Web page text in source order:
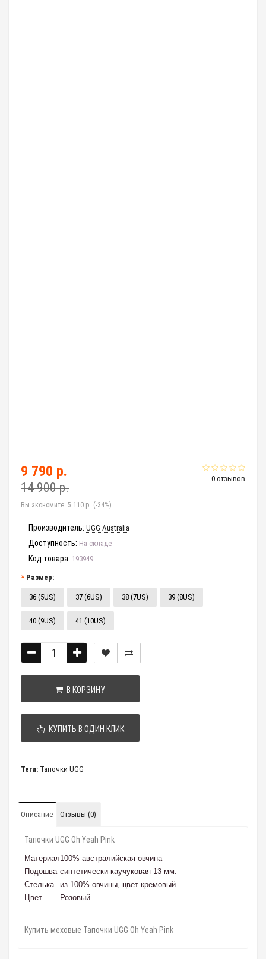
0 отзывов
9 790 р.
14 900 р.
Вы экономите: 5 110 р. (-34%)
Производитель: UGG Australia
Доступность: На складе
Код товара: 193949
Размер:
36 (5US) 37 (6US) 38 (7US) 39 (8US)
40 (9US) 41 (10US)
В КОРЗИНУ
КУПИТЬ В ОДИН КЛИК
Теги: Тапочки UGG
Описание Отзывы (0)
Тапочки UGG Oh Yeah Pink
Материал100% австралийская овчина
Подошва синтетически-каучуковая 13 мм.
Стелька
из 100% овчины, цвет кремовый
Цвет
Розовый
Купить меховые Тапочки UGG Oh Yeah Pink